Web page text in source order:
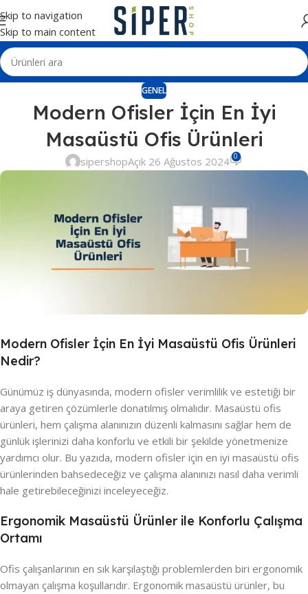
Skip to navigation
Skip to main content
GENEL
Modern Ofisler İçin En İyi
Masaüstü Ofis Ürünleri
sipershopAçık 26 Ağustos 2024 0
Modern Ofisler İçin En İyi Masaüstü Ofis Ürünleri
Nedir?
Günümüz iş dünyasında, modern ofisler verimlilik ve estetiği bir
araya getiren çözümlerle donatılmış olmalıdır. Masaüstü ofis
ürünleri, hem çalışma alanınızın düzenli kalmasını sağlar hem de
günlük işlerinizi daha konforlu ve etkili bir şekilde yönetmenize
yardımcı olur. Bu yazıda, modern ofisler için en iyi masaüstü ofis
ürünlerinden bahsedeceğiz ve çalışma alanınızı nasıl daha verimli
hale getirebileceğinizi inceleyeceğiz.
Ergonomik Masaüstü Ürünler ile Konforlu Çalışma
Ortamı
Ofis çalışanlarının en sık karşılaştığı problemlerden biri ergonomik
olmayan çalışma koşullarıdır. Ergonomik masaüstü ürünler, bu